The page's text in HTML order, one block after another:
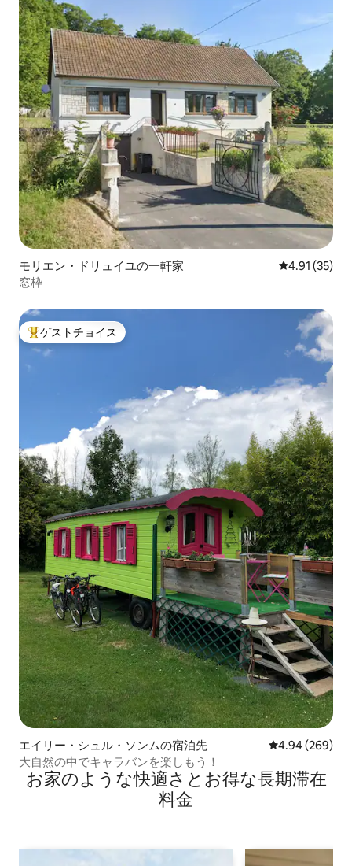
モリエン・ドリュイユの一軒家 レビュー35
4.91 (35)
窓枠
大好評のゲストチョイスです。
ゲストチョイス
エイリー・シュル・ソンムの宿泊先 レビュー269
4.94 (269)
大自然の中でキャラバンを楽しもう！
お家のような快⁠適⁠さ⁠とお⁠得⁠な長⁠期⁠滞⁠在
料⁠金